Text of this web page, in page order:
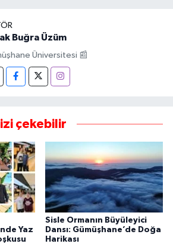
Buğra Üzüm
Üniversitesi 📰
çekebilir
Yaz
Sisle Ormanın Büyüleyici
Dansı: Gümüşhane’de Doğa
Harikası